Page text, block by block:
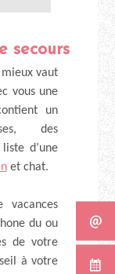
secours
vaut
vous une
un
des
d’une
et chat.
du ou
de votre
à votre